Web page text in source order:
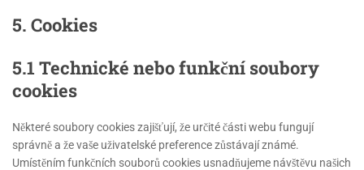
5. Cookies
5.1 Technické nebo funkční soubory
cookies
Některé soubory cookies zajišťují, že určité části webu fungují
správně a že vaše uživatelské preference zůstávají známé.
Umístěním funkčních souborů cookies usnadňujeme návštěvu našich